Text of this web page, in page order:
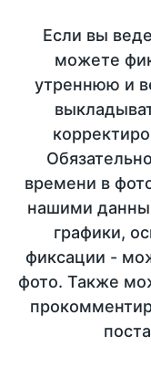
Если вы
можете
утреннюю и
времени в
нашими
графики,
фиксации -
фото. Также